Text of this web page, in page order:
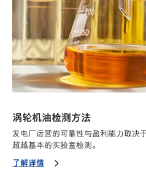
涡轮机油检测方法
发电厂运营的可靠性与盈利能力取决
超越基本的实验室检测。
了解详情